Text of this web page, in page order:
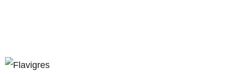
resmi adresi